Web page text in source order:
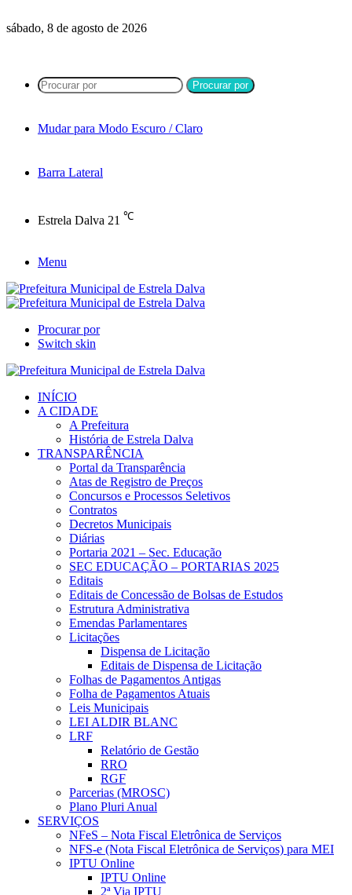
sábado, 8 de agosto de 2026
Procurar por
Mudar para Modo Escuro / Claro
Barra Lateral
Estrela Dalva 21 ℃
Menu
Procurar por
Switch skin
INÍCIO
A CIDADE
A Prefeitura
História de Estrela Dalva
TRANSPARÊNCIA
Portal da Transparência
Atas de Registro de Preços
Concursos e Processos Seletivos
Contratos
Decretos Municipais
Diárias
Portaria 2021 – Sec. Educação
SEC EDUCAÇÃO – PORTARIAS 2025
Editais
Editais de Concessão de Bolsas de Estudos
Estrutura Administrativa
Emendas Parlamentares
Licitações
Dispensa de Licitação
Editais de Dispensa de Licitação
Folhas de Pagamentos Antigas
Folha de Pagamentos Atuais
Leis Municipais
LEI ALDIR BLANC
LRF
Relatório de Gestão
RRO
RGF
Parcerias (MROSC)
Plano Pluri Anual
SERVIÇOS
NFeS – Nota Fiscal Eletrônica de Serviços
NFS-e (Nota Fiscal Eletrônica de Serviços) para MEI
IPTU Online
IPTU Online
2ª Via IPTU